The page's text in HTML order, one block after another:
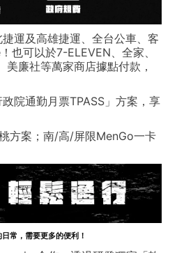
運及高雄捷運、全台公車、客
也可以於7-ELEVEN、全家、
廉社等萬家商店據點付款，
院通勤月票TPASS」方案，享
方案；南/高/屏限MenGo一卡
常，需要更多的便利！